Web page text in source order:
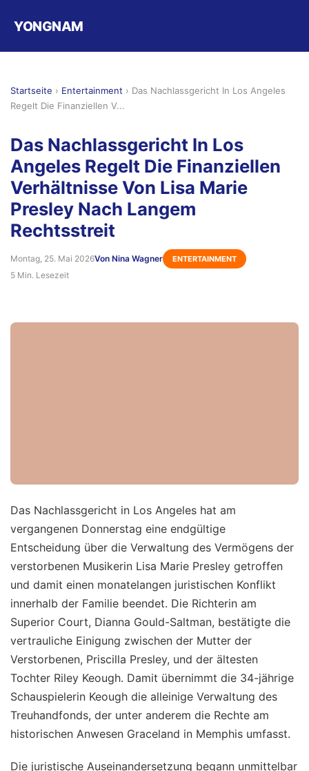
YONGNAM
Startseite › Entertainment › Das Nachlassgericht In Los Angeles
Regelt Die Finanziellen V...
Das Nachlassgericht In Los
Angeles Regelt Die Finanziellen
Verhältnisse Von Lisa Marie
Presley Nach Langem
Rechtsstreit
Montag, 25. Mai 2026Von Nina Wagner ENTERTAINMENT
5 Min. Lesezeit
Das Nachlassgericht in Los Angeles hat am
vergangenen Donnerstag eine endgültige
Entscheidung über die Verwaltung des Vermögens der
verstorbenen Musikerin Lisa Marie Presley getroffen
und damit einen monatelangen juristischen Konflikt
innerhalb der Familie beendet. Die Richterin am
Superior Court, Dianna Gould-Saltman, bestätigte die
vertrauliche Einigung zwischen der Mutter der
Verstorbenen, Priscilla Presley, und der ältesten
Tochter Riley Keough. Damit übernimmt die 34-jährige
Schauspielerin Keough die alleinige Verwaltung des
Treuhandfonds, der unter anderem die Rechte am
historischen Anwesen Graceland in Memphis umfasst.
Die juristische Auseinandersetzung begann unmittelbar